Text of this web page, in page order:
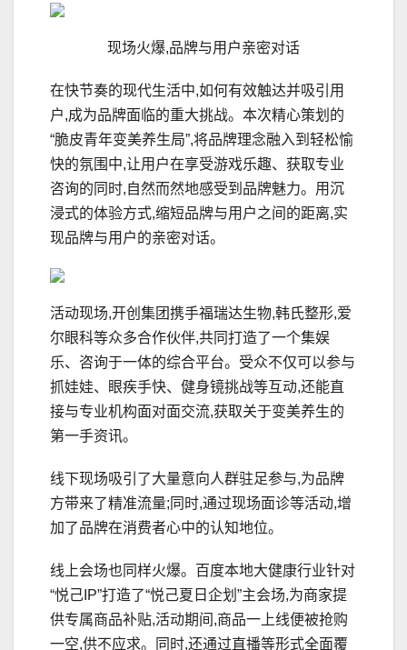
现场火爆,品牌与用户亲密对话
在快节奏的现代生活中,如何有效触达并吸引用
户,成为品牌面临的重大挑战。本次精心策划的
“脆皮青年变美养生局”,将品牌理念融入到轻松愉
快的氛围中,让用户在享受游戏乐趣、获取专业
咨询的同时,自然而然地感受到品牌魅力。用沉
浸式的体验方式,缩短品牌与用户之间的距离,实
现品牌与用户的亲密对话。
活动现场,开创集团携手福瑞达生物,韩氏整形,爱
尔眼科等众多合作伙伴,共同打造了一个集娱
乐、咨询于一体的综合平台。受众不仅可以参与
抓娃娃、眼疾手快、健身镜挑战等互动,还能直
接与专业机构面对面交流,获取关于变美养生的
第一手资讯。
线下现场吸引了大量意向人群驻足参与,为品牌
方带来了精准流量;同时,通过现场面诊等活动,增
加了品牌在消费者心中的认知地位。
线上会场也同样火爆。百度本地大健康行业针对
“悦己IP”打造了“悦己夏日企划”主会场,为商家提
供专属商品补贴,活动期间,商品一上线便被抢购
一空,供不应求。同时,还通过直播等形式全面覆